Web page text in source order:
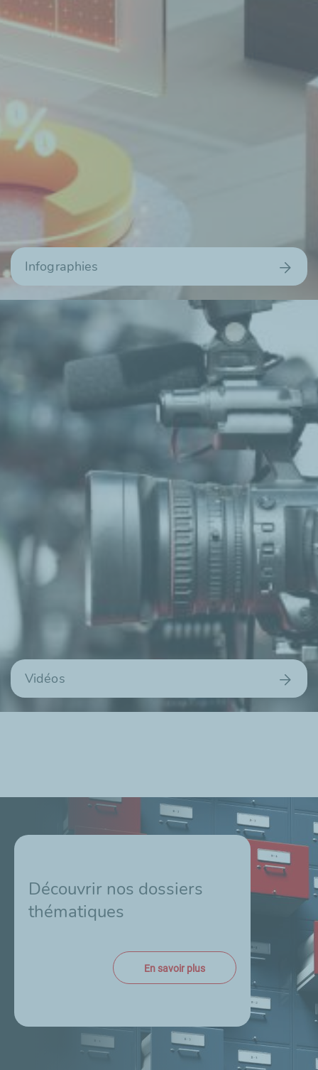
Infographies
Vidéos
Découvrir nos dossiers
thématiques
En savoir plus